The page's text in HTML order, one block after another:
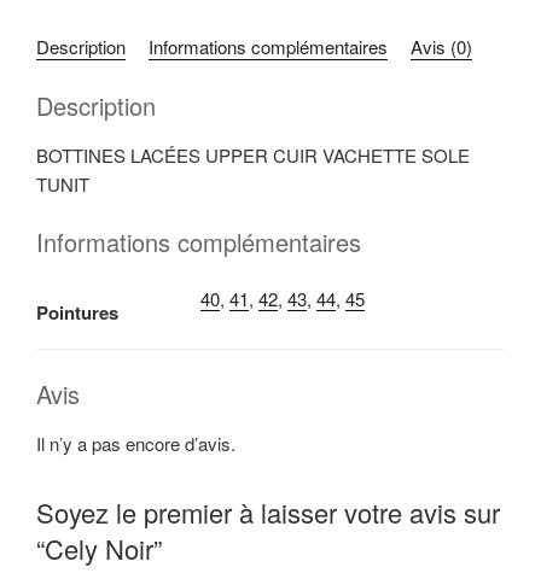
Description Informations complémentaires Avis (0)
Description
BOTTINES LACÉES UPPER CUIR VACHETTE SOLE
TUNIT
Informations complémentaires
Pointures
40, 41, 42, 43, 44, 45
Avis
Il n’y a pas encore d’avis.
Soyez le premier à laisser votre avis sur
“Cely Noir”